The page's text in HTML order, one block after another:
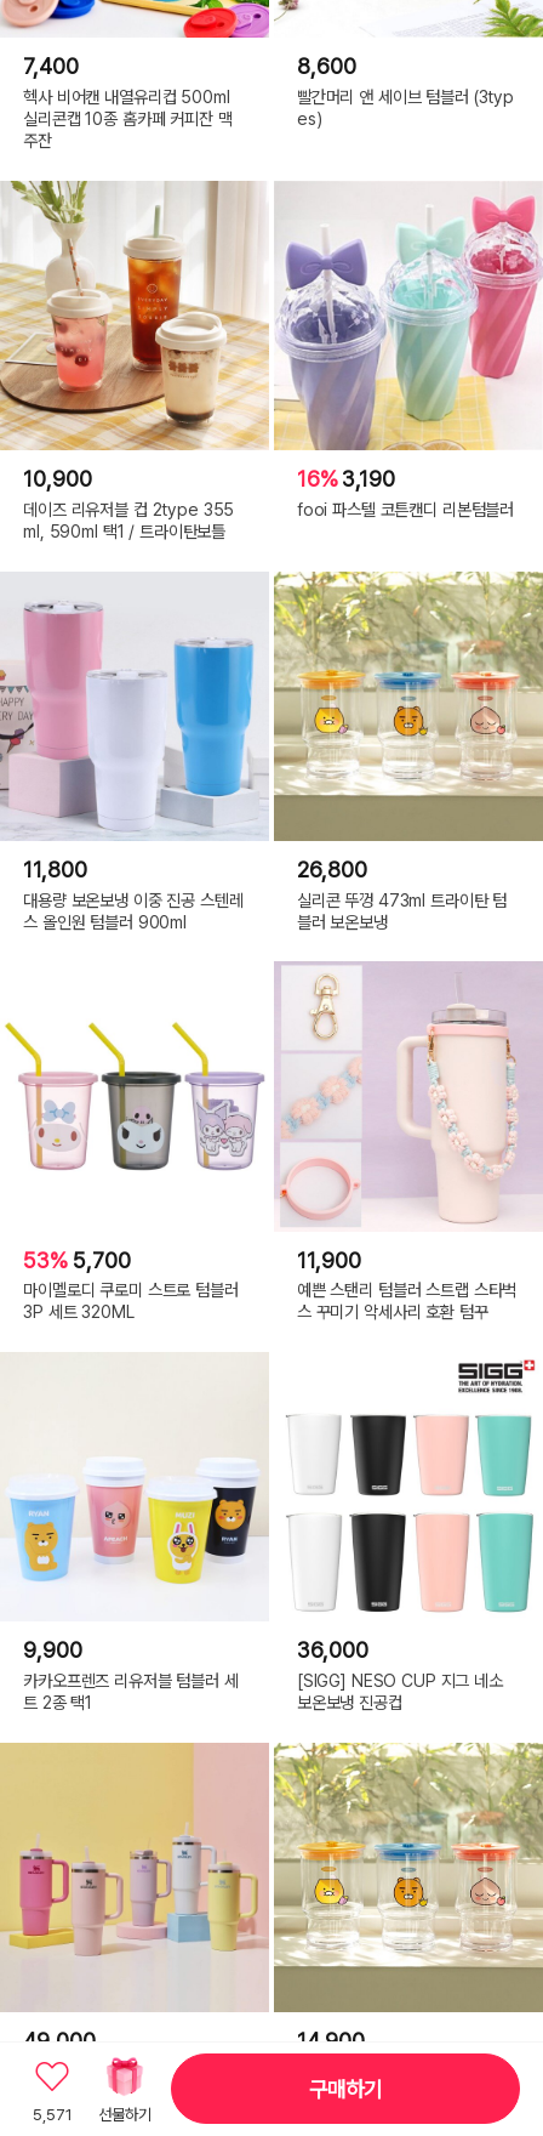
7,400
헥사 비어캔 내열유리컵 500ml
실리콘캡 10종 홈카페 커피잔 맥
주잔
8,600
빨간머리 앤 세이브 텀블러 (3typ
es)
10,900
데이즈 리유저블 컵 2type 355
ml, 590ml 택1 / 트라이탄보틀
16%3,190
fooi 파스텔 코튼캔디 리본텀블러
11,800
대용량 보온보냉 이중 진공 스텐레
스 올인원 텀블러 900ml
26,800
실리콘 뚜껑 473ml 트라이탄 텀
블러 보온보냉
53% 5,700
마이멜로디 쿠로미 스트로 텀블러
3P 세트 320ML
11,900
예쁜 스탠리 텀블러 스트랩 스타벅
스 꾸미기 악세사리 호환 텀꾸
9,900
카카오프렌즈 리유저블 텀블러 세
트 2종 택1
36,000
[SIGG] NESO CUP 지그 네소
보온보냉 진공컵
49,000
[스탠리공식유통사] 퀜처 H2.0 플
로우스테이트 텀블러 887ml
14,900
카카오프렌즈 실리콘캡 텀블러 라
이언 473ml
5,571 선물하기
구매하기